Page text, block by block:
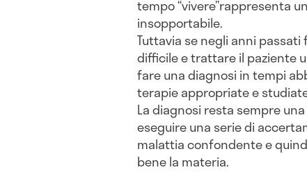
tempo “vivere”rappresenta
insopportabile.
Tuttavia se negli anni
difficile e trattare il paziente
fare una diagnosi in tempi
terapie appropriate e
La diagnosi resta sempre
eseguire una serie di
malattia confondente e
bene la materia.